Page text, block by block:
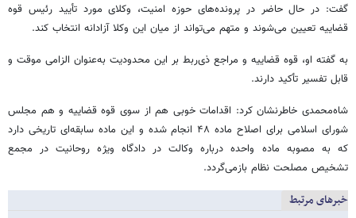
گفت: در حال حاضر در پرونده‌های حوزه امنیت، وکلای مورد تأیید رئیس قوه
قضاییه تعیین می‌شوند و متهم می‌تواند از میان این وکلا آزادانه انتخاب کند.
به گفته او، قوه قضاییه و مراجع ذی‌ربط بر این محدودیت به‌عنوان الزامی موقت و
قابل تفسیر تأکید دارند.
شاه‌محمدی خاطرنشان کرد: اقدامات خوبی هم از سوی قوه قضاییه و هم مجلس
شورای اسلامی برای اصلاح ماده ۴۸ انجام شده و این ماده سابقه‌ای تاریخی دارد
که به مصوبه ماده واحده درباره وکالت در دادگاه ویژه روحانیت در مجمع
تشخیص مصلحت نظام بازمی‌گردد.
خبرهای مرتبط